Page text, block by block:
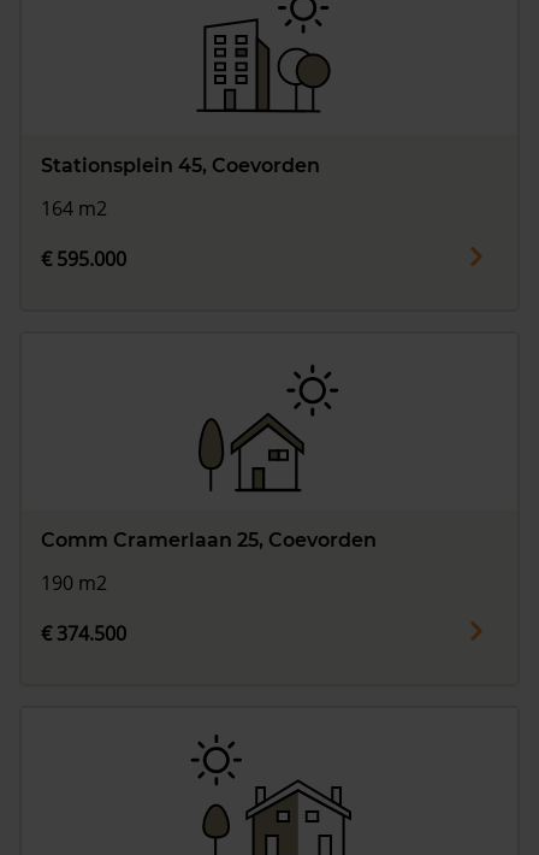
Stationsplein 45, Coevorden
164 m2
€ 595.000
Comm Cramerlaan 25, Coevorden
190 m2
€ 374.500